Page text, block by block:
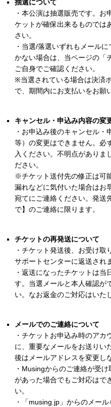
抽選について
・本公演は抽選販売です。
ケットが確保出来るものでは
さい。
・当選/落選いずれもメール
かない場合は、当ページの「
ご自身でご確認ください。
※当選されている場合は決済
で、期間内にお支払いをお願
キャンセル・申込み内容の変
・お申込み後のキャンセル
等）の変更はできません。必
入ください。不明点がありま
ださい。
※チケット送付先の修正は可
漏れなどに気付いた場合はお
宛てにご連絡ください。発送
で】のご連絡に限ります。
チケットの再発送について
・チケット発送後、お受け
サポートセンターに返送され
・返送になったチケットは
す。当選メールと本人確認が
い。なお返金のご対応はいた
メールでのご連絡について
・チケットお申込み時のア
に、重要なメールをお送りい
後はメールアドレスを変更し
・Musingからのご連絡が受
があった場合でもご対応はで
い。
・「musing.jp」からのメー